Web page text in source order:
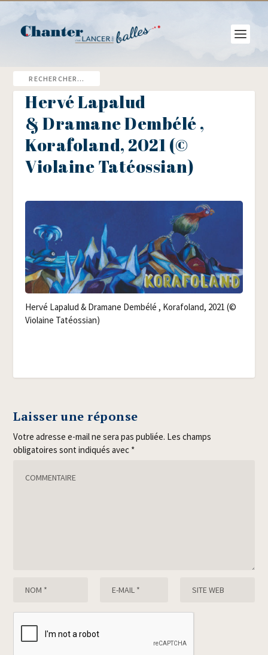
Hervé Lapalud
& Dramane Dembélé ,
Korafoland, 2021 (©
Violaine Tatéossian)
Her­vé Lapa­lud & Dra­mane Dem­bé­lé , Kora­fo­land, 2021 (©
Vio­laine Tatéossian)
Laisser une réponse
Votre adresse e-mail ne sera pas publiée. Les champs
obligatoires sont indiqués avec *